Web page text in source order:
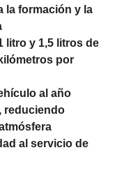
la formación y la
litro y 1,5 litros de
por
al año
reduciendo
al servicio de